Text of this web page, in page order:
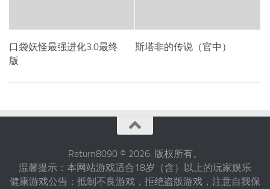
口袋妖怪最强进化3.0最终
版
斯塔非的传说（官中）
Return8090 © 2026. 版权所有。
温馨提示：本网站游戏适合18岁（含）以上的玩家娱乐
健康游戏公告：抵制不良游戏，拒绝盗版游戏，注意自我保